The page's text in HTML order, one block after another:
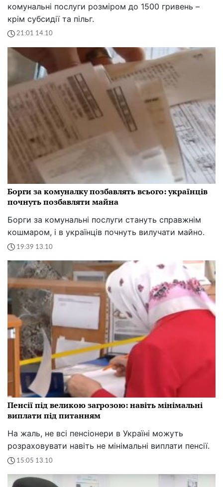
комунальні послуги розміром до 1500 гривень –
крім субсидії та пільг.
21:01 14.10
Борги за комуналку позбавлять всього: українців
почнуть позбавляти майна
Борги за комунальні послуги стануть справжнім
кошмаром, і в українців почнуть вилучати майно.
19:39 13.10
Пенсії під великою загрозою: навіть мінімальні
виплати під питанням
На жаль, не всі пенсіонери в Україні можуть
розраховувати навіть не мінімальні виплати пенсії.
15:05 13.10